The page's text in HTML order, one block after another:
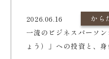
2026.06.16
から
一流のビジネスパーソ
ょう）」への投資と、